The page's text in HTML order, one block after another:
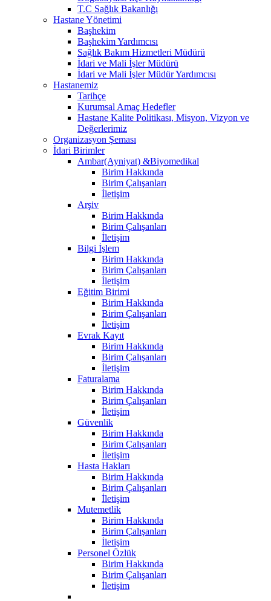
T.C Sağlık Bakanlığı
Hastane Yönetimi
Başhekim
Başhekim Yardımcısı
Sağlık Bakım Hizmetleri Müdürü
İdari ve Mali İşler Müdürü
İdari ve Mali İşler Müdür Yardımcısı
Hastanemiz
Tarihçe
Kurumsal Amaç Hedefler
Hastane Kalite Politikası, Misyon, Vizyon ve
Değerlerimiz
Organizasyon Şeması
İdari Birimler
Ambar(Ayniyat) &Biyomedikal
Birim Hakkında
Birim Çalışanları
İletişim
Arşiv
Birim Hakkında
Birim Çalışanları
İletişim
Bilgi İşlem
Birim Hakkında
Birim Çalışanları
İletişim
Eğitim Birimi
Birim Hakkında
Birim Çalışanları
İletişim
Evrak Kayıt
Birim Hakkında
Birim Çalışanları
İletişim
Faturalama
Birim Hakkında
Birim Çalışanları
İletişim
Güvenlik
Birim Hakkında
Birim Çalışanları
İletişim
Hasta Hakları
Birim Hakkında
Birim Çalışanları
İletişim
Mutemetlik
Birim Hakkında
Birim Çalışanları
İletişim
Personel Özlük
Birim Hakkında
Birim Çalışanları
İletişim